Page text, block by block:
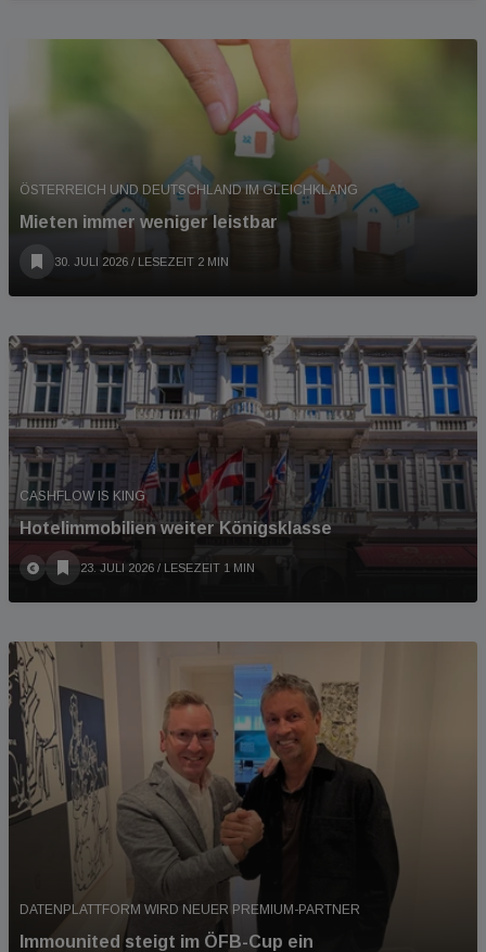
ÖSTERREICH UND DEUTSCHLAND IM GLEICHKLANG
Mieten immer weniger leistbar
30. JULI 2026 / LESEZEIT 2 MIN
CASHFLOW IS KING
Hotelimmobilien weiter Königsklasse
23. JULI 2026 / LESEZEIT 1 MIN
DATENPLATTFORM WIRD NEUER PREMIUM-PARTNER
Immounited steigt im ÖFB-Cup ein